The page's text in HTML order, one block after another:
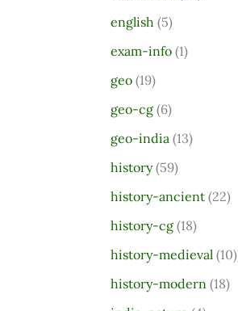
r
english (5)
exam-info(1)
geo(19)
geo-cg(6)
geo-india (13)
history(59)
history-ancient(22)
history-cg(18)
history-medieval (10)
history-modern (18)